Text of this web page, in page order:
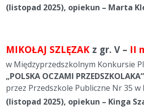
(listopad 2025), opiekun – Marta
MIKOŁAJ SZLĘZAK z gr. V – II
w Międzyprzedszkolnym Konkursie
„POLSKA OCZAMI PRZEDSZKOLAKA”
przez Przedszkole Publiczne Nr 35 w
(listopad 2025), opiekun – Kinga